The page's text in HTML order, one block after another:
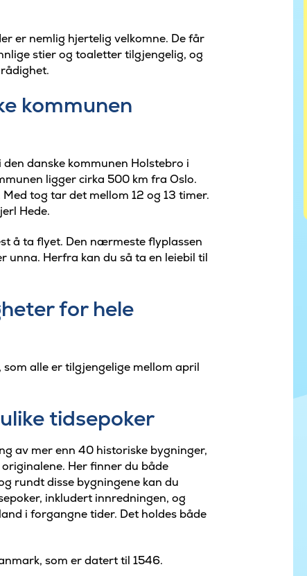
er nemlig hjertelig velkomne. De får
stier og toaletter tilgjengelig, og
kommunen
danske kommunen Holstebro i
ligger cirka 500 km fra Oslo.
tog tar det mellom 12 og 13 timer.
Hede.
å ta flyet. Den nærmeste flyplassen
unna. Herfra kan du så ta en leiebil til
for hele
alle er tilgjengelige mellom april
tidsepoker
av mer enn 40 historiske bygninger,
Her finner du både
rundt disse bygningene kan du
inkludert innredningen, og
i forgangne tider. Det holdes både
som er datert til 1546.